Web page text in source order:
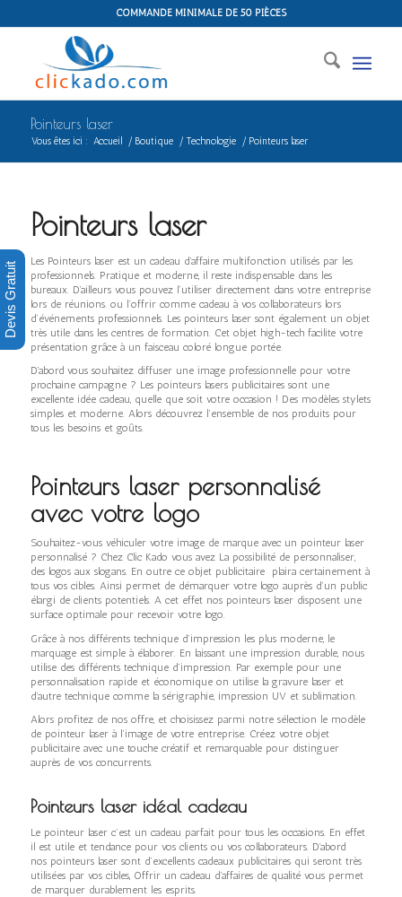
COMMANDE MINIMALE DE 50 PIÈCES
Pointeurs laser
Vous êtes ici : Accueil / Boutique / Technologie / Pointeurs laser
Pointeurs laser
Les Pointeurs laser est un cadeau d’affaire multifonction utilisés par les
professionnels. Pratique et moderne, il reste indispensable dans les
bureaux. D’ailleurs vous pouvez l’utiliser directement dans votre entreprise
lors de réunions. ou l’offrir comme cadeau à vos collaborateurs lors
d’événements professionnels. Les pointeurs laser sont également un objet
très utile dans les centres de formation. Cet objet high-tech facilite votre
présentation grâce à un faisceau coloré longue portée.
D’abord vous souhaitez diffuser une image professionnelle pour votre
prochaine campagne ? Les pointeurs lasers publicitaires sont une
excellente idée cadeau, quelle que soit votre occasion ! Des modèles stylets
simples et moderne. Alors découvrez l’ensemble de nos produits pour
tous les besoins et goûts.
Pointeurs laser personnalisé
avec votre logo
Souhaitez-vous véhiculer votre image de marque avec un pointeur laser
personnalisé ? Chez Clic Kado vous avez La possibilité de personnaliser,
des logos aux slogans. En outre ce objet publicitaire plaira certainement à
tous vos cibles. Ainsi permet de démarquer votre logo auprès d’un public
élargi de clients potentiels. A cet effet nos pointeurs laser disposent une
surface optimale pour recevoir votre logo.
Grâce à nos différents technique d’impression les plus moderne, le
marquage est simple à élaborer. En laissant une impression durable, nous
utilise des différents technique d’impression. Par exemple pour une
personnalisation rapide et économique on utilise la gravure laser et
d’autre technique comme la sérigraphie, impression UV et sublimation.
Alors profitez de nos offre, et choisissez parmi notre sélection le modèle
de pointeur laser à l’image de votre entreprise. Créez votre objet
publicitaire avec une touche créatif et remarquable pour distinguer
auprès de vos concurrents.
Pointeurs laser idéal cadeau
Le pointeur laser c’est un cadeau parfait pour tous les occasions. En effet
il est utile et tendance pour vos clients ou vos collaborateurs. D’abord
nos pointeurs laser sont d’excellents cadeaux publicitaires qui seront très
utilisées par vos cibles, Offrir un cadeau d’affaires de qualité vous permet
de marquer durablement les esprits.
Devis Gratuit